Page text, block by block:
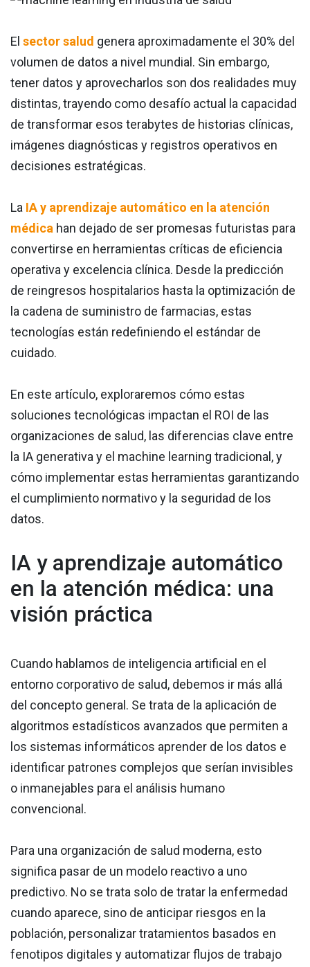
El sector salud genera aproximadamente el 30% del
volumen de datos a nivel mundial. Sin embargo,
tener datos y aprovecharlos son dos realidades muy
distintas, trayendo como desafío actual la capacidad
de transformar esos terabytes de historias clínicas,
imágenes diagnósticas y registros operativos en
decisiones estratégicas.
La IA y aprendizaje automático en la atención
médica han dejado de ser promesas futuristas para
convertirse en herramientas críticas de eficiencia
operativa y excelencia clínica. Desde la predicción
de reingresos hospitalarios hasta la optimización de
la cadena de suministro de farmacias, estas
tecnologías están redefiniendo el estándar de
cuidado.
En este artículo, exploraremos cómo estas
soluciones tecnológicas impactan el ROI de las
organizaciones de salud, las diferencias clave entre
la IA generativa y el machine learning tradicional, y
cómo implementar estas herramientas garantizando
el cumplimiento normativo y la seguridad de los
datos.
IA y aprendizaje automático
en la atención médica: una
visión práctica
Cuando hablamos de inteligencia artificial en el
entorno corporativo de salud, debemos ir más allá
del concepto general. Se trata de la aplicación de
algoritmos estadísticos avanzados que permiten a
los sistemas informáticos aprender de los datos e
identificar patrones complejos que serían invisibles
o inmanejables para el análisis humano
convencional.
Para una organización de salud moderna, esto
significa pasar de un modelo reactivo a uno
predictivo. No se trata solo de tratar la enfermedad
cuando aparece, sino de anticipar riesgos en la
población, personalizar tratamientos basados en
fenotipos digitales y automatizar flujos de trabajo